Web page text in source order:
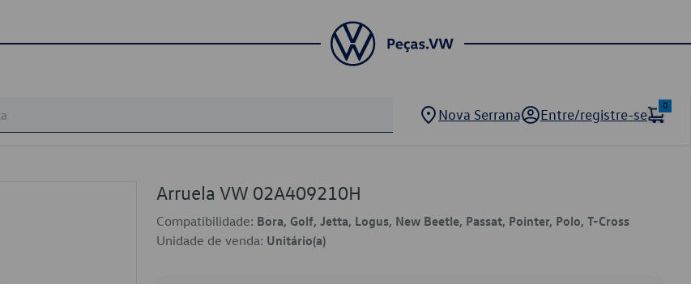
Nova Serrana Entre/registre-se
0
Arruela VW 02A409210H
Compatibilidade: Bora, Golf, Jetta, Logus, New Beetle, Passat, Pointer, Polo, T-Cross
Unidade de venda: Unitário(a)